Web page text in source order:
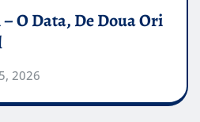
O Data, De Doua Ori
2026